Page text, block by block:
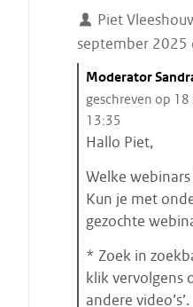
Piet
september 2025
C
i
t
a
t
s
t
a
Moderator
geschreven op
13:35
Hallo Piet,
Welke
Kun je met
gezochte
* Zoek in
klik vervolgens
andere video’s’.